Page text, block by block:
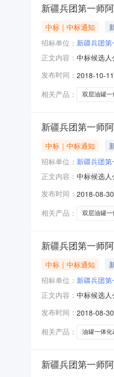
新疆兵团第一师
中标｜中标通知
招标单位： 新疆兵团
正文内容： 中标候选
写
整小写
发布时间： 2018-10-11
相关产品：
双层油罐一
新疆兵团第一师
中标｜中标通知
招标单位： 新疆兵团
正文内容： 中标候选
发布时间： 2018-08-30
相关产品：
双层油罐一
新疆兵团第一师
中标｜中标通知
招标单位： 新疆兵团
正文内容： 中标候选
发布时间： 2018-08-30
相关产品：
油罐一体化
新疆兵团第一师